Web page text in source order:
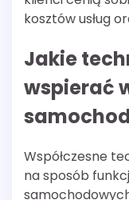
kosztów usług
Jakie
wspierać
Współczesne
na sposób